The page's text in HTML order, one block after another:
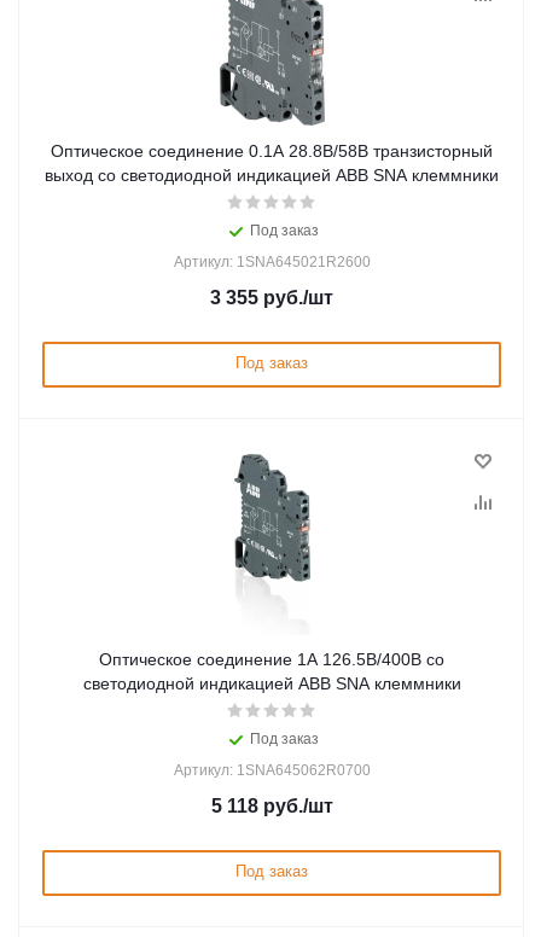
Оптическое соединение 0.1А 28.8В/58В транзисторный
выход со светодиодной индикацией ABB SNA клеммники
Под заказ
Артикул: 1SNA645021R2600
3 355 руб./шт
Под заказ
Оптическое соединение 1А 126.5В/400В со
светодиодной индикацией ABB SNA клеммники
Под заказ
Артикул: 1SNA645062R0700
5 118руб./шт
Под заказ